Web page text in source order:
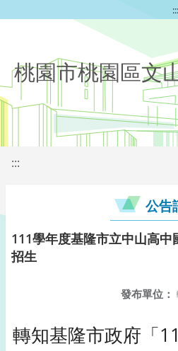
:::
桃園市桃園區文
:::
公告
111學年度基隆市立中山高
招生
發布單位：
轉知基隆市政府「